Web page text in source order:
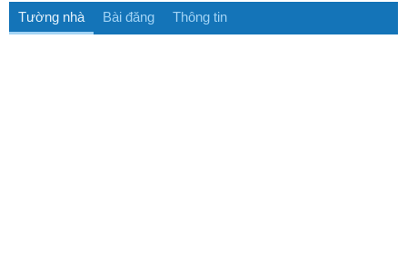
Tường nhà Bài đăng Thông tin